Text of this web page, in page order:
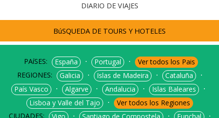
DIARIO DE VIAJES
BúSQUEDA DE TOURS Y HOTELES
PAíSES: España ⋅ Portugal ⋅
Ver todos los Pais
REGIONES:
Galicia ⋅ Islas de Madeira ⋅ Cataluña
⋅
País Vasco
⋅ Algarve ⋅ Andalucia ⋅ Islas Baleares
⋅
Lisboa y Valle del Tajo
⋅
Ver todos los Regiones
CIUDADES:
⋅ ⋅
⋅